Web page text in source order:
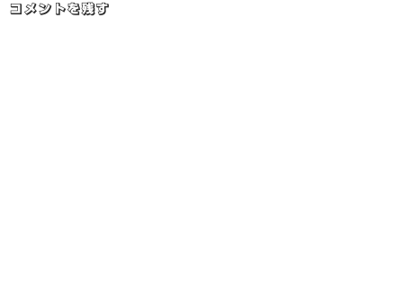
コメントを残す